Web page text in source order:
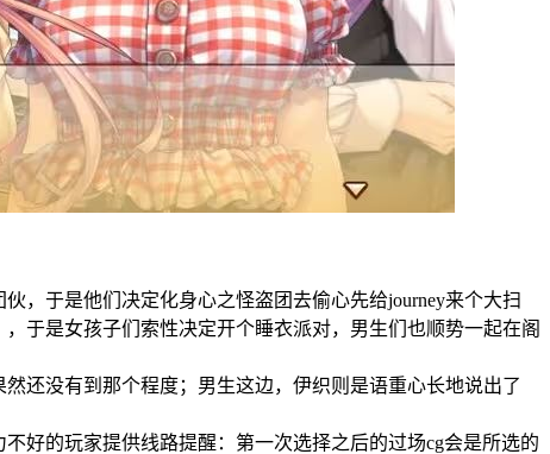
，于是他们决定化身心之怪盗团去偷心先给journey来个大扫
于是女孩子们索性决定开个睡衣派对，男生们也顺势一起在阁
还没有到那个程度；男生这边，伊织则是语重心长地说出了
好的玩家提供线路提醒：第一次选择之后的过场cg会是所选的